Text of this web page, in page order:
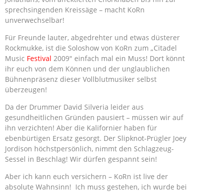
sprechsingenden Kreissäge – macht KoRn
unverwechselbar!
Für Freunde lauter, abgedrehter und etwas düsterer
Rockmukke, ist die Soloshow von KoRn zum „Citadel
Music Festival 2009″ einfach mal ein Muss! Dort könnt
ihr euch von dem Können und der unglaublichen
Bühnenpräsenz dieser Vollblutmusiker selbst
überzeugen!
Da der Drummer David Silveria leider aus
gesundheitlichen Gründen pausiert – müssen wir auf
ihn verzichten! Aber die Kalifornier haben für
ebenbürtigen Ersatz gesorgt. Der Slipknot-Prügler Joey
Jordison höchstpersönlich, nimmt den Schlagzeug-
Sessel in Beschlag! Wir dürfen gespannt sein!
Aber ich kann euch versichern – KoRn ist live der
absolute Wahnsinn! Ich muss gestehen, ich wurde bei